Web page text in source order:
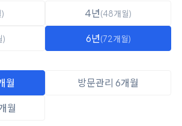
4년(48개월)
) 6년(72개월)
월
방문관리 6개월
월